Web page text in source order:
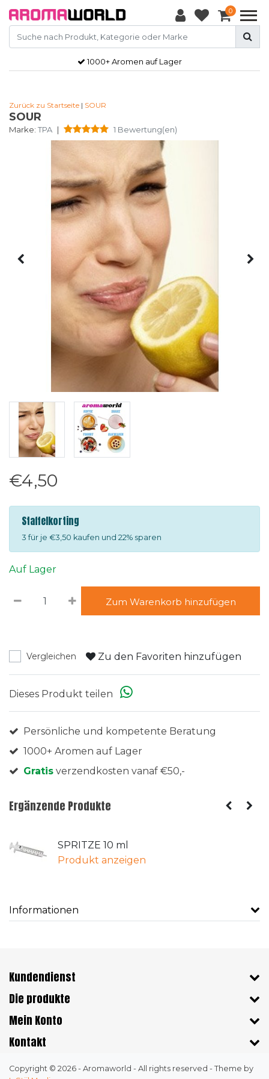
0
1000+ Aromen auf Lager
Zurück zu Startseite | SOUR
SOUR
Marke: TPA | 1 Bewertung(en)
€4,50
Staffelkorting
3 für je €3,50 kaufen und 22% sparen
Auf Lager
Zum Warenkorb hinzufügen
Vergleichen Zu den Favoriten hinzufügen
Dieses Produkt teilen
Persönliche und kompetente Beratung
1000+ Aromen auf Lager
Gratis verzendkosten vanaf €50,-
Ergänzende Produkte
SPRITZE 10 ml
Produkt anzeigen
Informationen
Kundendienst
Die produkte
Mein Konto
Kontakt
Copyright © 2026 - Aromaworld - All rights reserved - Theme by